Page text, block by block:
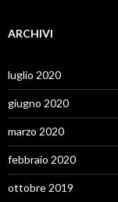
ARCHIVI
luglio 2020
giugno 2020
marzo 2020
febbraio 2020
ottobre 2019